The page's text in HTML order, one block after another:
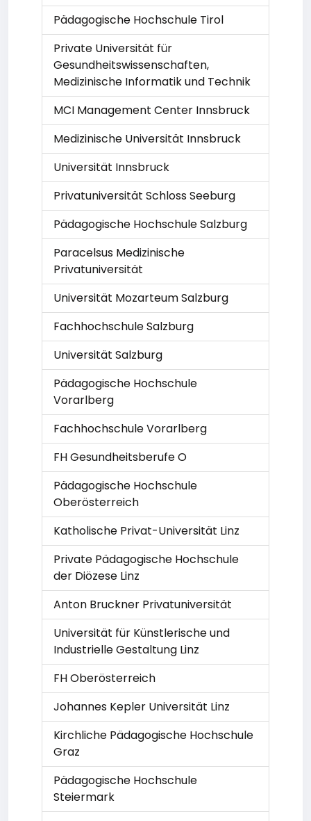
Pädagogische Hochschule Tirol
Private Universität für
Gesundheitswissenschaften,
Medizinische Informatik und Technik
MCI Management Center Innsbruck
Medizinische Universität Innsbruck
Universität Innsbruck
Privatuniversität Schloss Seeburg
Pädagogische Hochschule Salzburg
Paracelsus Medizinische
Privatuniversität
Universität Mozarteum Salzburg
Fachhochschule Salzburg
Universität Salzburg
Pädagogische Hochschule
Vorarlberg
Fachhochschule Vorarlberg
FH Gesundheitsberufe O
Pädagogische Hochschule
Oberösterreich
Katholische Privat-Universität Linz
Private Pädagogische Hochschule
der Diözese Linz
Anton Bruckner Privatuniversität
Universität für Künstlerische und
Industrielle Gestaltung Linz
FH Oberösterreich
Johannes Kepler Universität Linz
Kirchliche Pädagogische Hochschule
Graz
Pädagogische Hochschule
Steiermark